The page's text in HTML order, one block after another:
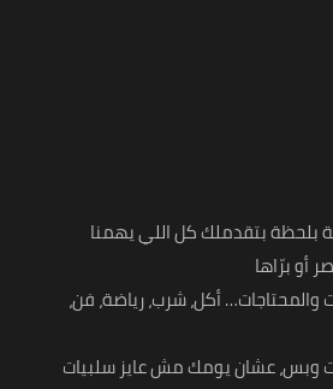
بلحظة بتقدملك كل اللي يهمنا
أو برّاها
والمحتاجات… أكل، شرب، رياضة، فن،
وبس، عشان يومك مش عايز سلبيات